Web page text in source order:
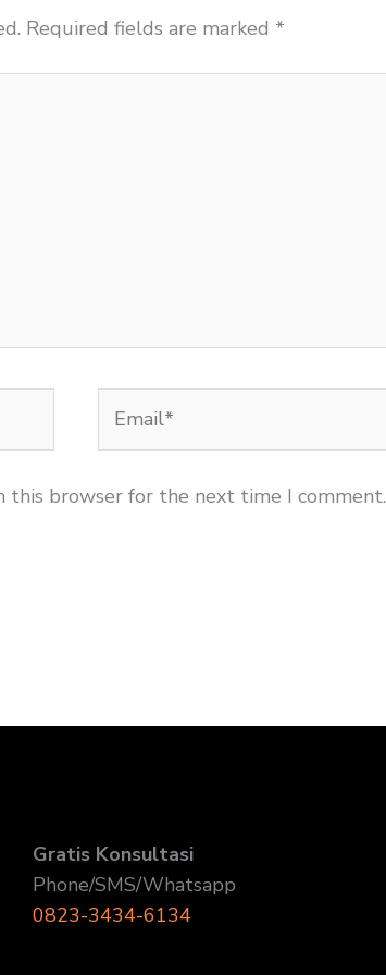
Required fields are marked *
this browser for the next time I comment.
Gratis Konsultasi
Phone/SMS/Whatsapp
0823-3434-6134